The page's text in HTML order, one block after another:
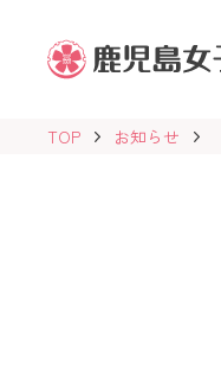
鹿
児
島
短
TOP お知らせ